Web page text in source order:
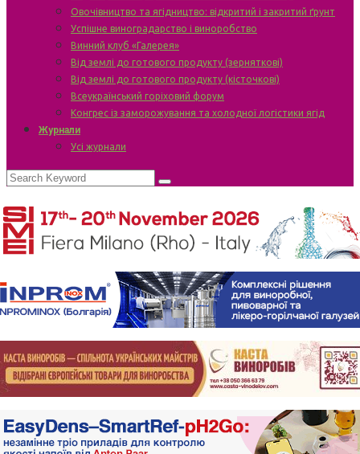
Овочівництво та ягідництво: відкритий і закритий ґрунт
Успішне виноградарство і виноробство
Винний клуб «Галерея»
Від землі до готового продукту (зерняткові)
Від землі до готового продукту (кісточкові)
Всеукраїнський горіховий форум
Конгрес із заморожування та холодної логістики ягід
Журнали
Усі журнали